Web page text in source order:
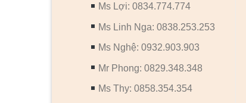
Ms Lợi: 0834.774.774
Ms Linh Nga: 0838.253.253
Ms Nghệ: 0932.903.903
Mr Phong: 0829.348.348
Ms Thy: 0858.354.354